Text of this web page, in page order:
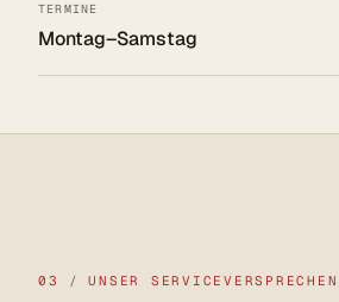
TERMINE
Montag–Samstag
03 / UNSER SERVICEVERSPRECHEN